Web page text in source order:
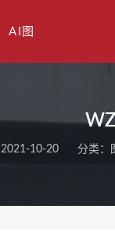
AI图
2021-10-20 分类：